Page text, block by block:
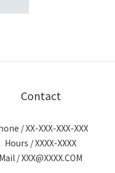
Contact
/ XX-XXX-XXX-XXX
Hours / XXXX-XXXX
Mail / XXX@XXXX.COM